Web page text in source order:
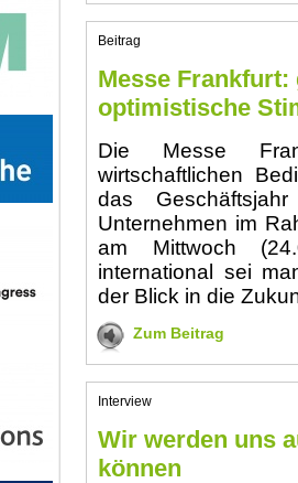
Beitrag
Messe
optimistische
Die Messe
wirtschaftlichen
das
Unternehmen im
am Mittwoch
international sei
der Blick in die
Zum Beitrag
Interview
Wir werden uns
können